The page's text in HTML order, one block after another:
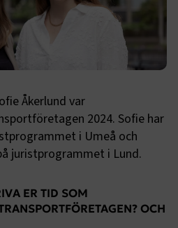
Åkerlund var
2024. Sofie har
i Umeå och
juristprogrammet i Lund.
ER TID SOM
OCH